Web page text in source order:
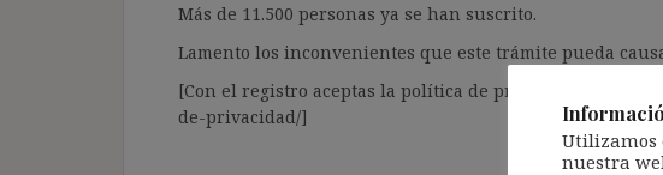
Más de 11.500 personas ya se han suscrito.
Lamento los inconvenientes que este trámite pueda
[Con el registro aceptas la política de privacidad del
de-privacidad/]
Utilizamos
nuestra